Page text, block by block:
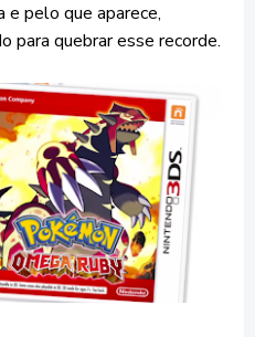
e pelo que aparece,
para quebrar esse recorde.